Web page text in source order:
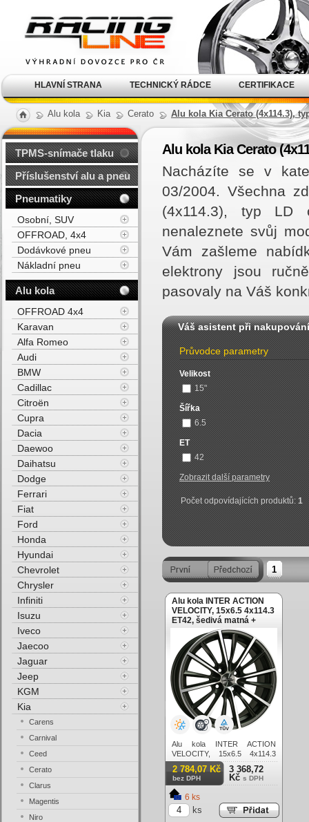
Alu kola Kia Cerato Alu kola Kia Cerato (4x114.3),
Alu kola Kia Cerato
Nacházíte se v
03/2004. Všechna
(4x114.3), typ LD
nenaleznete svůj
Vám zašleme
elektrony jsou
pasovaly na Váš
Váš asistent při nakupování
Průvodce parametry
Velikost
15"
Šířka
6.5
ET
42
Zobrazit další parametry
Počet odpovídajících produktů:1
1
Alu kola INTER ACTION
VELOCITY, 15x6.5 4x114.3
ET42, šedivá matná +
Alu kola INTER ACTION
VELOCITY, 15x6.5 4x114.3
ET42, šedivá matná + leštění
2 784,07 Kč
bez DPH
3 368,72
Kč s DPH
6 ks
ks
TPMS-snímače tlaku
Příslušenství alu a pneu
Pneumatiky
Osobní, SUV
OFFROAD, 4x4
Dodávkové pneu
Nákladní pneu
Alu kola
OFFROAD 4x4
Karavan
Alfa Romeo
Audi
BMW
Cadillac
Citroën
Cupra
Dacia
Daewoo
Daihatsu
Dodge
Ferrari
Fiat
Ford
Honda
Hyundai
Chevrolet
Chrysler
Infiniti
Isuzu
Iveco
Jaecoo
Jaguar
Jeep
KGM
Kia
Carens
Carnival
Ceed
Cerato
Clarus
Magentis
Niro
kola Racing Line
HLAVNÍ STRANA TECHNICKÝ RÁDCE CERTIFIKACE